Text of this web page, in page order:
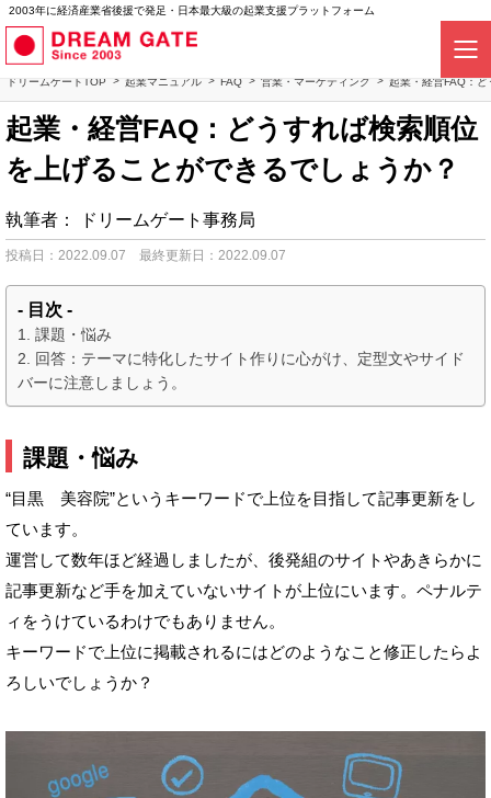
2003年に経済産業省後援で発足・日本最大級の起業支援プラットフォーム
ドリームゲートTOP 起業マニュアル FAQ 営業・マーケティング 起業・経営FAQ：
起業・経営FAQ：どうすれば検索順位
を上げることができるでしょうか？
執筆者： ドリームゲート事務局
投稿日：2022.09.07 最終更新日：2022.09.07
- 目次 -
課題・悩み
回答：テーマに特化したサイト作りに心がけ、定型文やサイド
バーに注意しましょう。
課題・悩み
“目黒 美容院”というキーワードで上位を目指して記事更新をし
ています。
運営して数年ほど経過しましたが、後発組のサイトやあきらかに
記事更新など手を加えていないサイトが上位にいます。ペナルテ
ィをうけているわけでもありません。
キーワードで上位に掲載されるにはどのようなこと修正したらよ
ろしいでしょうか？